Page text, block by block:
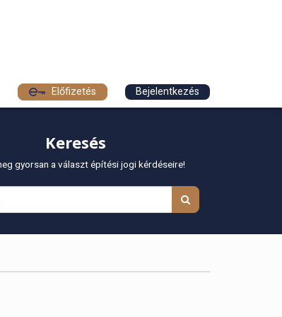
Előfizetés Bejelentkezés
Keresés
gyorsan a választ építési jogi kérdéseire!